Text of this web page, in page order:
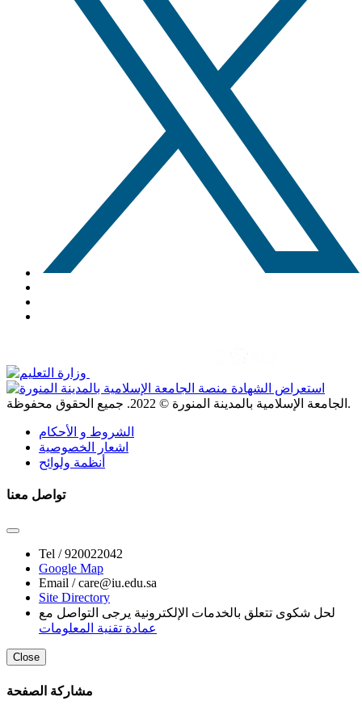
الجامعة الإسلامية بالمدينة المنورة © 2022 . جميع الحقوق محفوظة.
الشروط و الأحكام
اشعار الخصوصية
أنظمة ولوائح
تواصل معنا
Tel /920022042
Google Map
Email /care@iu.edu.sa
Site Directory
لحل شكوى تتعلق بالخدمات الإلكترونية يرجى التواصل مع
عمادة تقنية المعلومات
Close
مشاركة الصفحة